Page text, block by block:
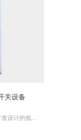
关设备
发设计的低…